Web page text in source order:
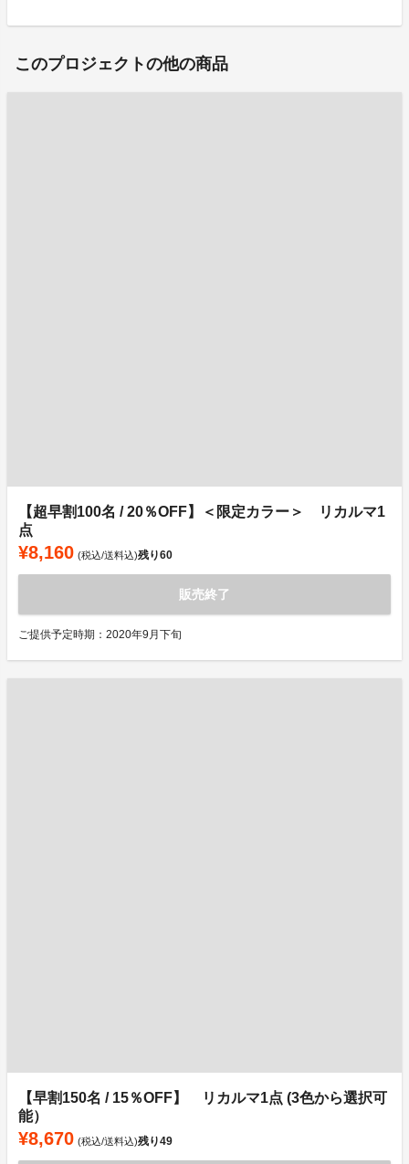
このプロジェクトの他の商品
【超早割100名 / 20％OFF】＜限定カラー＞ リカルマ1
点
¥8,160 (税込/送料込)残り60
販売終了
ご提供予定時期：2020年9月下旬
【早割150名 / 15％OFF】 リカルマ1点 (3色から選択可
能）
¥8,670 (税込/送料込)残り49